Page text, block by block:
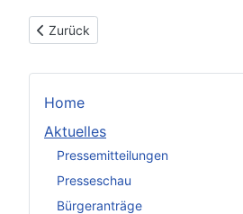
Home
Aktuelles
Pressemitteilungen
Presseschau
Bürgeranträge
Vorheriger Beitrag: packsdrauf -
Zurück